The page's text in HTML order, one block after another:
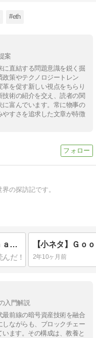
#eth
案
直結する問題意識を鋭く掘
政策やテクノロジートレン
を促す新しい視点をちらり
術の紹介を交え、読者の関
富んでいます。常に物事の
すさを追求した文章が特徴
の探訪記です。
【生成ＡＩ】もしかして、まだＣｈａｔＧＰＴ使った事ないの？
2年10ヶ月前
入門解説
前線の暗号資産技術を融合
ながらも、ブロックチェー
ます。その構成は、教養と